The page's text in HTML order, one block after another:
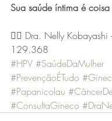
Sua saúde íntima é coisa
👩‍⚕️ Dra. Nelly Kobayashi
129.368
#HPV #SaúdeDaMulher
#PrevençãoÉTudo
#Papanicolau
#ConsultaGineco